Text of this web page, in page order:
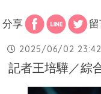
分享
2025/06/02 23:42
記者王培驊／綜